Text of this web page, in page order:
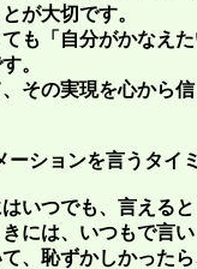
大切です。
「自分がかなえた
。
の実現を心から信
ーションを言うタイ
いつでも、言える
には、いつもで言
、恥ずかしかった